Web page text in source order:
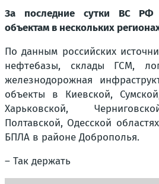
За последние сутки ВС
объектам в нескольких
По данным российских
нефтебазы, склады ГСМ,
железнодорожная
объекты в Киевской,
Харьковской,
Полтавской, Одесской
БПЛА в районе Доброполья.
– Так держать